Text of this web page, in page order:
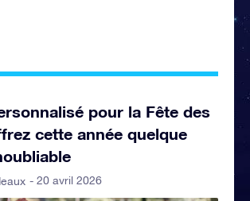
pour la Fête des
cette année quelque
- 20 avril 2026